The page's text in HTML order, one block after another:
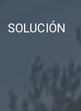
SOLUCIÓN